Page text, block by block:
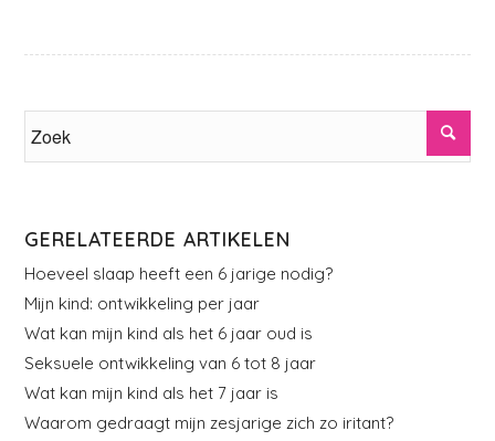
GERELATEERDE ARTIKELEN
Hoeveel slaap heeft een 6 jarige nodig?
Mijn kind: ontwikkeling per jaar
Wat kan mijn kind als het 6 jaar oud is
Seksuele ontwikkeling van 6 tot 8 jaar
Wat kan mijn kind als het 7 jaar is
Waarom gedraagt mijn zesjarige zich zo iritant?